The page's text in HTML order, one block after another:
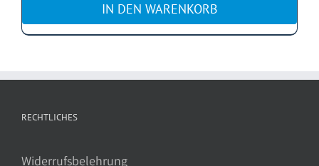
IN DEN WARENKORB
RECHTLICHES
Widerrufsbelehrung